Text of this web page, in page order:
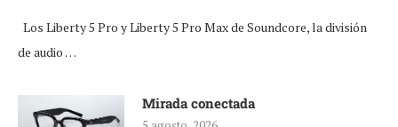
Los Liberty 5 Pro y Liberty 5 Pro Max de Soundcore, la división
de audio …
Mirada conectada